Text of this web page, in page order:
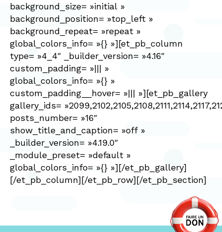
background_size= »initial »
background_position= »top_left »
background_repeat= »repeat »
global_colors_info= »{} »][et_pb_column
type= »4_4″ _builder_version= »4.16″
custom_padding= »||| »
global_colors_info= »{} »
custom_padding__hover= »||| »][et_pb_gallery
gallery_ids=
posts_number= »16″
show_title_and_caption= »off »
_builder_version= »4.19.0″
_module_preset= »default »
global_colors_info= »{} »][/et_pb_gallery]
[/et_pb_column][/et_pb_row][/et_pb_section]